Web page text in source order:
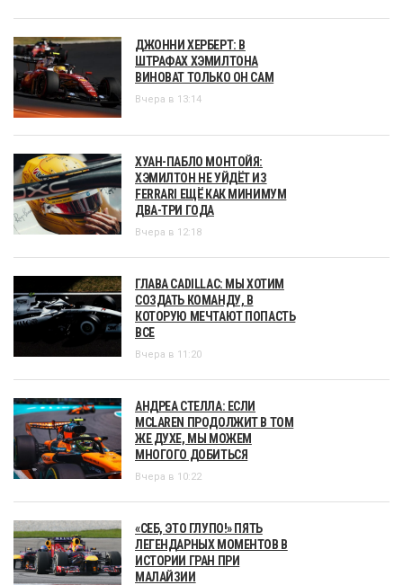
ДЖОННИ ХЕРБЕРТ: В
ШТРАФАХ ХЭМИЛТОНА
ВИНОВАТ ТОЛЬКО ОН САМ
Вчера в 13:14
ХУАН-ПАБЛО МОНТОЙЯ:
ХЭМИЛТОН НЕ УЙДЁТ ИЗ
FERRARI ЕЩЁ КАК МИНИМУМ
ДВА-ТРИ ГОДА
Вчера в 12:18
ГЛАВА CADILLAC: МЫ ХОТИМ
СОЗДАТЬ КОМАНДУ, В
КОТОРУЮ МЕЧТАЮТ ПОПАСТЬ
ВСЕ
Вчера в 11:20
АНДРЕА СТЕЛЛА: ЕСЛИ
MCLAREN ПРОДОЛЖИТ В ТОМ
ЖЕ ДУХЕ, МЫ МОЖЕМ
МНОГОГО ДОБИТЬСЯ
Вчера в 10:22
«СЕБ, ЭТО ГЛУПО!» ПЯТЬ
ЛЕГЕНДАРНЫХ МОМЕНТОВ В
ИСТОРИИ ГРАН ПРИ
МАЛАЙЗИИ